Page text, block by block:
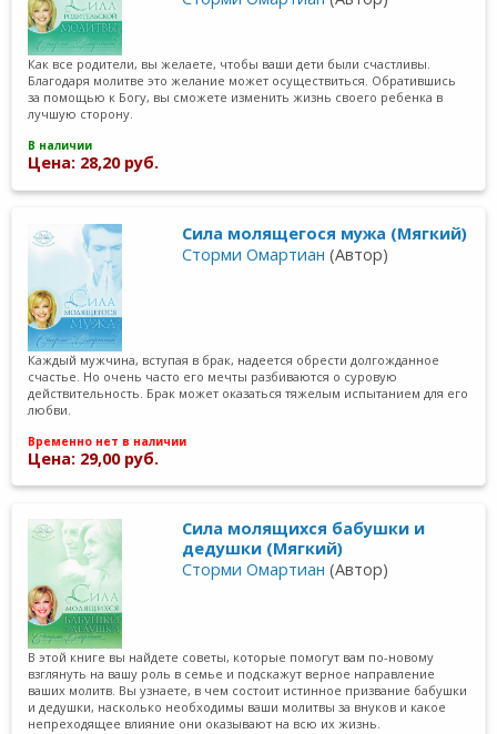
Как все родители, вы желаете, чтобы ваши дети были счастливы.
Благодаря молитве это желание может осуществиться. Обратившись
за помощью к Богу, вы сможете изменить жизнь своего ребенка в
лучшую сторону.
В наличии
Цена: 28,20 руб.
Сила молящегося мужа (Мягкий)
Сторми Омартиан (Автор)
Каждый мужчина, вступая в брак, надеется обрести долгожданное
счастье. Но очень часто его мечты разбиваются о суровую
действительность. Брак может оказаться тяжелым испытанием для его
любви.
Временно нет в наличии
Цена: 29,00 руб.
Сила молящихся бабушки и
дедушки (Мягкий)
Сторми Омартиан (Автор)
В этой книге вы найдете советы, которые помогут вам по-новому
взглянуть на вашу роль в семье и подскажут верное направление
ваших молитв. Вы узнаете, в чем состоит истинное призвание бабушки
и дедушки, насколько необходимы ваши молитвы за внуков и какое
непреходящее влияние они оказывают на всю их жизнь.